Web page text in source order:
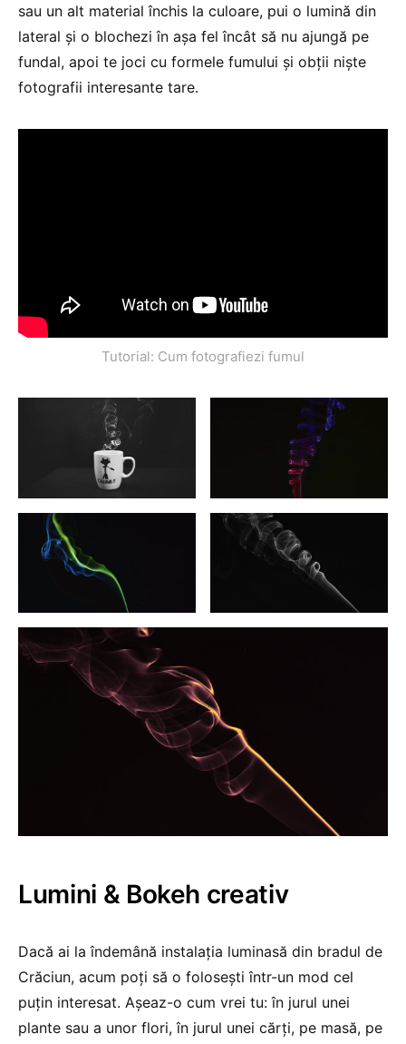
sau un alt material închis la culoare, pui o lumină din
lateral și o blochezi în așa fel încât să nu ajungă pe
fundal, apoi te joci cu formele fumului și obții niște
fotografii interesante tare.
Tutorial: Cum fotografiezi fumul
Lumini & Bokeh creativ
Dacă ai la îndemână instalația luminasă din bradul de
Crăciun, acum poți să o folosești într-un mod cel
puțin interesat. Așeaz-o cum vrei tu: în jurul unei
plante sau a unor flori, în jurul unei cărți, pe masă, pe